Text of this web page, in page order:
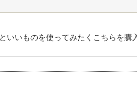
いものを使ってみたくこちらを購